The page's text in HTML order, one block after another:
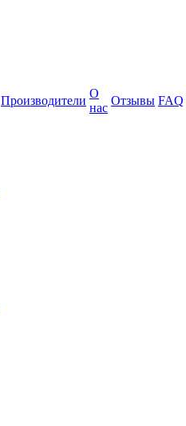
Производители
О
нас
Отзывы FAQ